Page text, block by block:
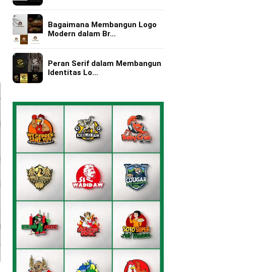
Bagaimana Membangun Logo
Modern dalam Br…
Peran Serif dalam Membangun
Identitas Lo…